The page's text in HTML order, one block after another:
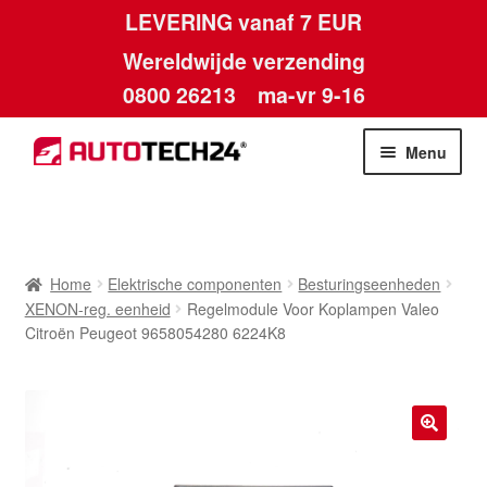
LEVERING vanaf 7 EUR
Wereldwijde verzending
0800 26213 ma-vr 9-16
Skip
to
Skip
to
Menu
Algemene voorwaarden
Home Elektrische componenten
Besturingseenheden
XENON-reg. eenheid
Regelmodule Voor Koplampen Valeo
Citroën Peugeot 9658054280 6224K8